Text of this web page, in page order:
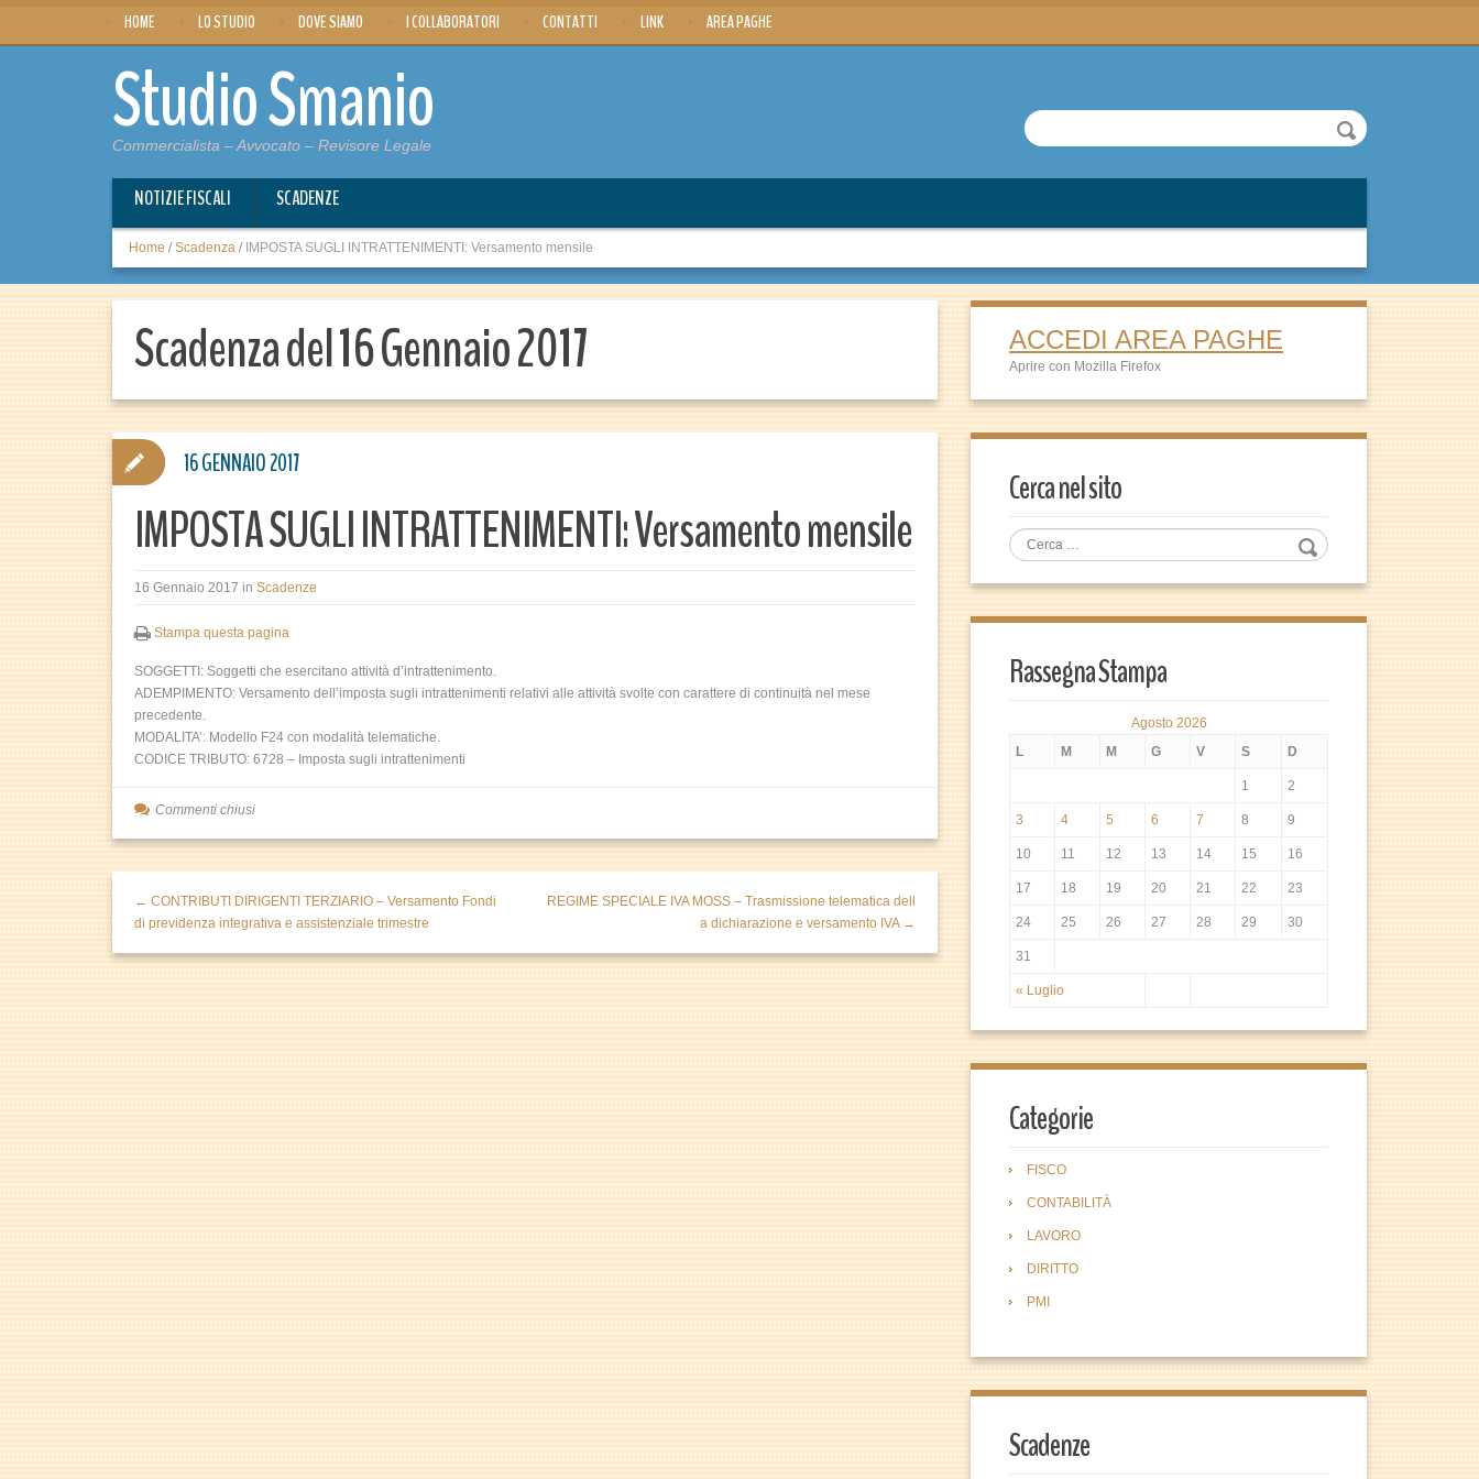
HOME LO STUDIO DOVE SIAMO I COLLABORATORI CONTATTI LINK AREA PAGHE
Studio Smanio
Commercialista – Avvocato – Revisore Legale
NOTIZIE FISCALI SCADENZE
Home / Scadenza / IMPOSTA SUGLI INTRATTENIMENTI: Versamento mensile
Scadenza del 16 Gennaio 2017
IMPOSTA SUGLI INTRATTENIMENTI: Versamento mensile
16 Gennaio 2017 in Scadenze
Stampa questa pagina
SOGGETTI: Soggetti che esercitano attività d’intrattenimento.
ADEMPIMENTO: Versamento dell’imposta sugli intrattenimenti relativi alle attività svolte con carattere di continuità nel mese
precedente.
MODALITA’: Modello F24 con modalità telematiche.
CODICE TRIBUTO: 6728 – Imposta sugli intrattenimenti
16 GENNAIO 2017
Commenti chiusi
← CONTRIBUTI DIRIGENTI TERZIARIO – Versamento Fondi
di previdenza integrativa e assistenziale trimestre
REGIME SPECIALE IVA MOSS – Trasmissione telematica dell
a dichiarazione e versamento IVA →
ACCEDI AREA PAGHE
Aprire con Mozilla Firefox
Cerca nel sito
Rassegna Stampa
Agosto 2026
L
M M G V S D
« Luglio
1 2
3 4 5 6 7 8 9
10 11 12 13 14 15 16
17 18 19 20 21 22 23
24 25 26 27 28 29 30
31
Categorie
FISCO
CONTABILITÀ
LAVORO
DIRITTO
PMI
Scadenze